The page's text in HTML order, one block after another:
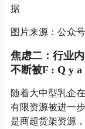
据
图片来源：公众
焦虑二：行业
不断被F : Q y
随着大中型乳企
有限资源被进一
是商超货架资源